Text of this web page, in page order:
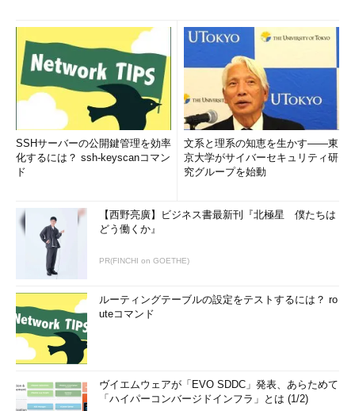
SSHサーバーの公開鍵管理を効率
化するには？ ssh-keyscanコマン
ド
文系と理系の知恵を生かす――東
京大学がサイバーセキュリティ研
究グループを始動
【西野亮廣】ビジネス書最新刊『北極星 僕たちは
どう働くか』
PR(FINCHI on GOETHE)
ルーティングテーブルの設定をテストするには？ ro
uteコマンド
ヴイエムウェアが「EVO SDDC」発表、あらためて
「ハイパーコンバージドインフラ」とは (1/2)